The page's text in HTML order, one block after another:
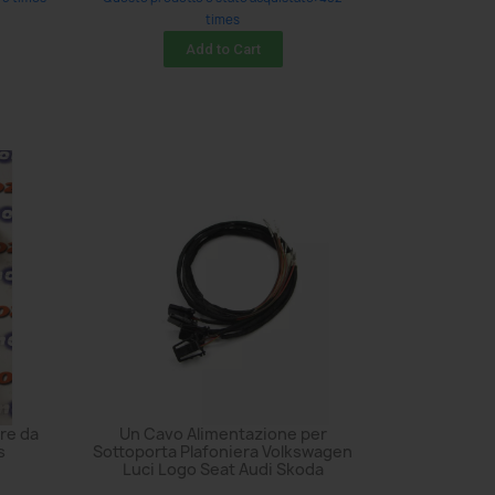
times
Add to Cart
da
Un Cavo Alimentazione per
Sottoporta Plafoniera Volkswagen
Luci Logo Seat Audi Skoda